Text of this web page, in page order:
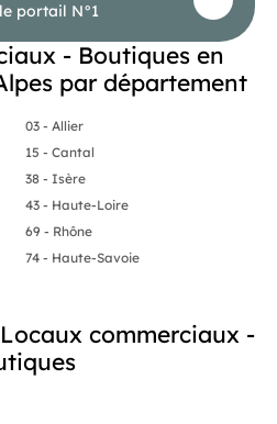
portail N°1
- Boutiques en
par département
03 - Allier
15 - Cantal
38 - Isère
43 - Haute-Loire
69 - Rhône
74 - Haute-Savoie
commerciaux -